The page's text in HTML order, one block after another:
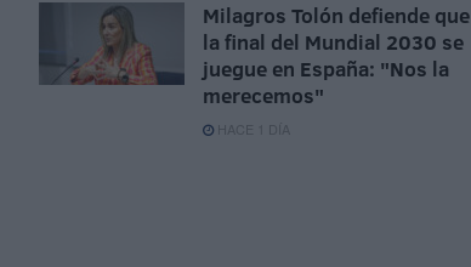
Milagros Tolón defiende que
la final del Mundial 2030 se
juegue en España: "Nos la
merecemos"
HACE 1 DÍA